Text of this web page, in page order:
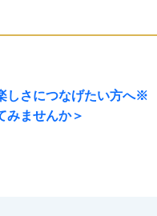
しさにつなげたい方へ
みませんか＞